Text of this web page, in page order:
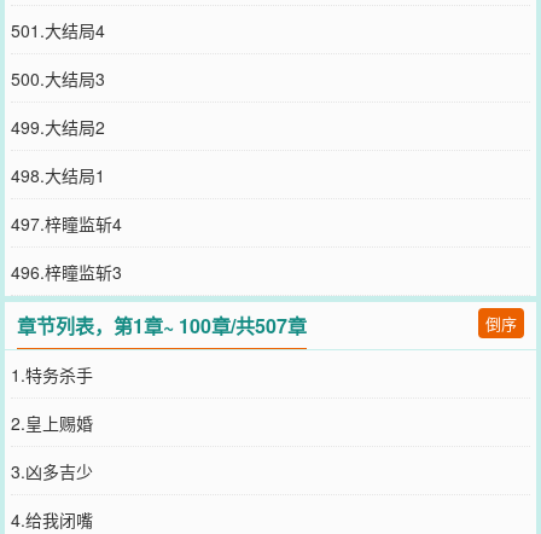
501.大结局4
500.大结局3
499.大结局2
498.大结局1
497.梓瞳监斩4
496.梓瞳监斩3
章节列表，第1章~ 100章/共507章 倒序
1.特务杀手
2.皇上赐婚
3.凶多吉少
4.给我闭嘴